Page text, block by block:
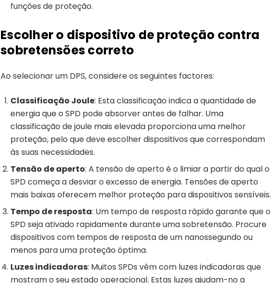
funções de proteção.
Escolher o dispositivo de proteção contra
sobretensões correto
Ao selecionar um DPS, considere os seguintes factores:
Classificação Joule: Esta classificação indica a quantidade de
energia que o SPD pode absorver antes de falhar. Uma
classificação de joule mais elevada proporciona uma melhor
proteção, pelo que deve escolher dispositivos que correspondam
às suas necessidades.
Tensão de aperto: A tensão de aperto é o limiar a partir do qual o
SPD começa a desviar o excesso de energia. Tensões de aperto
mais baixas oferecem melhor proteção para dispositivos sensíveis.
Tempo de resposta: Um tempo de resposta rápido garante que o
SPD seja ativado rapidamente durante uma sobretensão. Procure
dispositivos com tempos de resposta de um nanossegundo ou
menos para uma proteção óptima.
Luzes indicadoras: Muitos SPDs vêm com luzes indicadoras que
mostram o seu estado operacional. Estas luzes ajudam-no a